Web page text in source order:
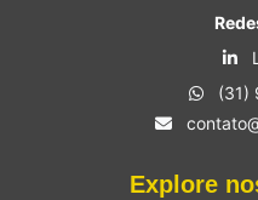
(31)
Explore